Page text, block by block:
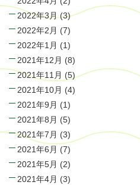
2022年3月(3)
2022年2月 (7)
2022年1月 (1)
2021年12月 (8)
2021年11月 (5)
2021年10月 (4)
2021年9月 (1)
2021年8月 (5)
2021年7月 (3)
2021年6月 (7)
2021年5月 (2)
2021年4月 (3)